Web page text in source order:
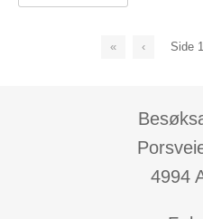
« ‹ Side 1
4994